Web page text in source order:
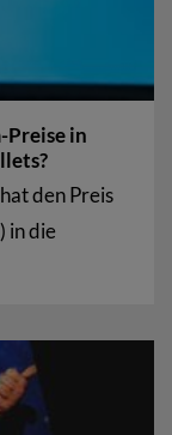
in
den Preis
in die